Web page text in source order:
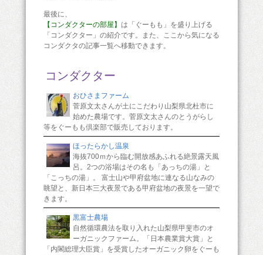
最後に、
【コンダクターの部屋】 は「ぐーもも」を盛り上げる
「コンダクター」の紹介です。また、ここから気になる
コンダクタの記事一覧へ移動できます。
コンダクター
おひさまファーム
菅原文太さんが土にこだわり山梨県北杜市に
始めた農場です。菅原文太さんのとうがらし
等をぐーもも倶楽部で販売しております。
ほったらかし温泉
海抜700ｍから臨む開放感あふれる絶景露天風
呂。2つの浴場はその名も「あっちの湯」と
「こっちの湯」。 富士山や甲府盆地に連なる山なみの
眺望と、新日本三大夜景である甲府盆地の夜景を一望で
きます。
黒富士農場
自然循環農法を取り入れた山梨県甲斐市のオ
ーガニックファーム。「日本農業賞大賞」と
「内閣総理大臣賞」を受賞したオーガニック卵をぐーも